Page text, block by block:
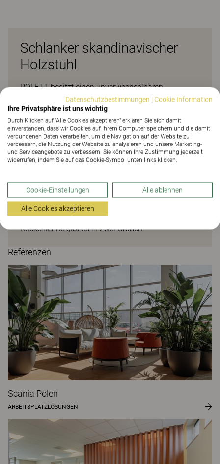
Schlanker skandinavischer
Holzstuhl
POLETT besitzt einen unverwechselbaren
skandinavischen Look und strahlt stilvolle
alltägliche Eleganz aus. Die Massivholzkonstruktion
sorgt für Stabilität. Alle Komponenten wurden mit
viel Sorgfalt gefertigt und die Schraubenlöcher
wurden in echte Eyecatcher verwandelt. Mit seinem
Design, das sich überall harmonisch einfügt, eignet
Besprechungsräume. Er ist aufhängbar, was Platz
schafft und die Reinigung erleichtert. Er ist in einer
Vielzahl von Holzarten und Beizen und auch in einer
Version mit gepolsterter Sitzfläche erhältlich. Die
Rückenlehne gibt es in zwei Größen.
Referenzen
Scania Polen
ARBEITSPLATZLÖSUNGEN
Datenschutzbestimmungen |Cookie Information
Ihre Privatsphäre ist uns wichtig
Durch Klicken auf "Alle Cookies akzeptieren" erklären Sie sich damit
einverstanden, dass wir Cookies auf Ihrem Computer speichern und die damit
verbundenen Daten verarbeiten, um die Navigation auf der Website zu
verbessern, die Nutzung der Website zu analysieren und unsere Marketing-
und Serviceangebote zu verbessern. Sie können Ihre Zustimmung jederzeit
widerrufen, indem Sie auf das Cookie-Symbol unten links klicken.
Cookie-Einstellungen Alle ablehnen
Alle Cookies akzeptieren